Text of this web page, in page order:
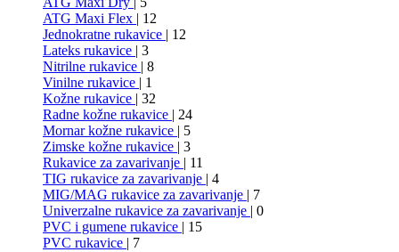
ATG Maxi Flex | 12
Jednokratne rukavice | 12
Lateks rukavice | 3
Nitrilne rukavice | 8
Vinilne rukavice | 1
Kožne rukavice | 32
Radne kožne rukavice | 24
Mornar kožne rukavice | 5
Zimske kožne rukavice | 3
Rukavice za zavarivanje | 11
TIG rukavice za zavarivanje | 4
MIG/MAG rukavice za zavarivanje | 7
Univerzalne rukavice za zavarivanje | 0
PVC i gumene rukavice | 15
PVC rukavice | 7